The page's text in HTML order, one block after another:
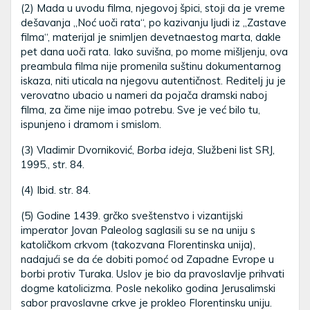
(2) Mada u uvodu filma, njegovoj špici, stoji da je vreme
dešavanja „Noć uoči rata“, po kazivanju ljudi iz „Zastave
filma“, materijal je snimljen devetnaestog marta, dakle
pet dana uoči rata. Iako suvišna, po mome mišljenju, ova
preambula filma nije promenila suštinu dokumentarnog
iskaza, niti uticala na njegovu autentičnost. Reditelj ju je
verovatno ubacio u nameri da pojača dramski naboj
filma, za čime nije imao potrebu. Sve je već bilo tu,
ispunjeno i dramom i smislom.
(3) Vladimir Dvorniković, Borba ideja , Službeni list SRJ,
1995., str. 84.
(4) Ibid. str. 84.
(5) Godine 1439. grčko sveštenstvo i vizantijski
imperator Jovan Paleolog saglasili su se na uniju s
katoličkom crkvom (takozvana Florentinska unija),
nadajući se da će dobiti pomoć od Zapadne Evrope u
borbi protiv Turaka. Uslov je bio da pravoslavlje prihvati
dogme katolicizma. Posle nekoliko godina Jerusalimski
sabor pravoslavne crkve je prokleo Florentinsku uniju.